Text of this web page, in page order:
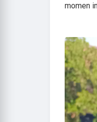
momen